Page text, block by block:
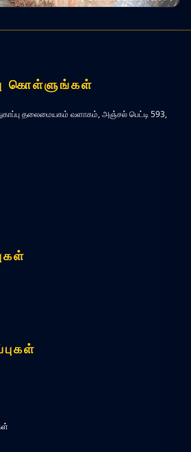
கொள்ளுங்கள்
தலைமையகம் வளாகம், அஞ்சல் பெட்டி 593,